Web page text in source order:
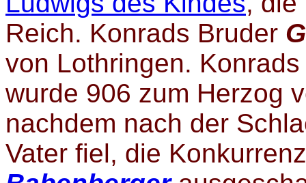
Reich. Konrads Bruder
von Lothringen.
wurde 906 zum Herzog
nachdem nach der
Vater fiel, die